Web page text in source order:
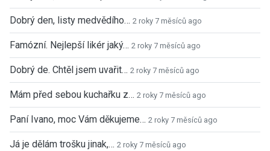
Dobrý den, listy medvědího… 2 roky 7 měsíců ago
Famózní. Nejlepší likér jaký… 2 roky 7 měsíců ago
Dobrý de. Chtěl jsem uvařit… 2 roky 7 měsíců ago
Mám před sebou kuchařku z… 2 roky 7 měsíců ago
Paní Ivano, moc Vám děkujeme… 2 roky 7 měsíců ago
Já je dělám trošku jinak,… 2 roky 7 měsíců ago